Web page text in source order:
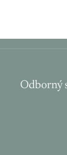
Odborný